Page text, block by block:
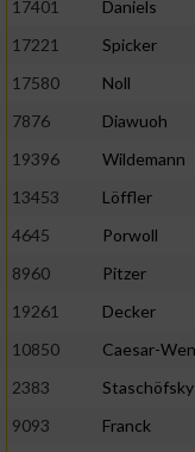
17401
Daniels
17221
Spicker
17580
Noll
7876
Diawuoh
19396
Wildemann
13453
Löffler
4645
Porwoll
8960
Pitzer
19261
Decker
10850
Caesar-
2383
Staschöfsky
9093
Franck